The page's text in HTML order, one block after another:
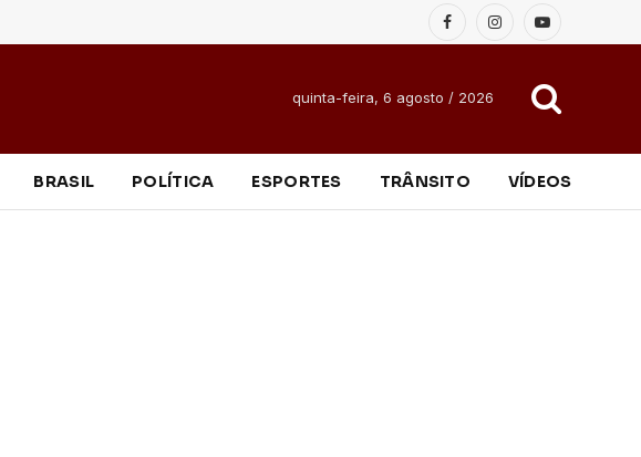
FacebookInstagramYouTube
quinta-feira, 6 agosto / 2026
BRASIL POLÍTICA ESPORTES TRÂNSITO VÍDEOS